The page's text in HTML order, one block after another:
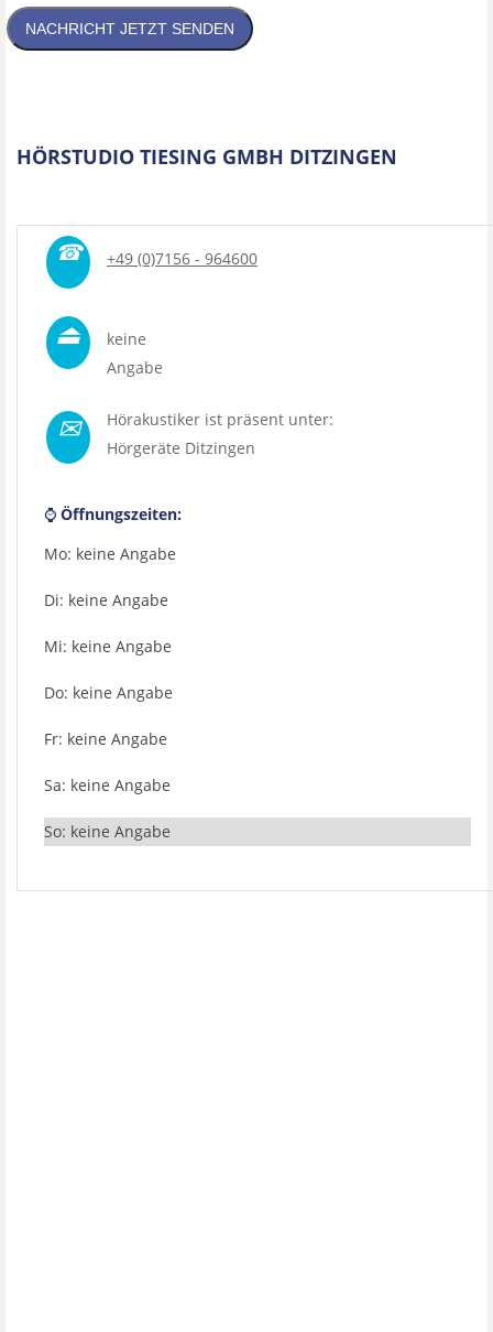
NACHRICHT JETZT SENDEN
HÖRSTUDIO TIESING GMBH DITZINGEN
☎ +49 (0)7156 - 964600
⏏
keine
Angabe
✉
Hörakustiker ist präsent unter:
Hörgeräte Ditzingen
⌚ Öffnungszeiten:
Mo: keine Angabe
Di: keine Angabe
Mi: keine Angabe
Do: keine Angabe
Fr: keine Angabe
Sa: keine Angabe
So: keine Angabe